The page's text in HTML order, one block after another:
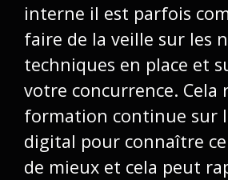
interne il est parfois
faire de la veille sur les
techniques en place et
votre concurrence. Cela
formation continue sur
digital pour connaître
de mieux et cela peut